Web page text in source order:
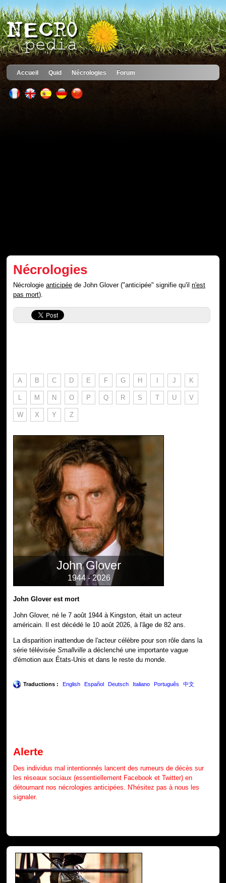
Accueil Quid Nécrologies Forum
Nécrologies
Nécrologieanticipée de John Glover ("anticipée" signifie qu'iln'est
pas mort).
A B C D E F G H I J K
L M N O P Q R S T U V
W X Y Z
John Glover
1944 - 2026
John Glover est mort
John Glover, né le 7 août 1944 à Kingston, était un acteur
américain. Il est décédé le 10 août 2026, à l'âge de 82 ans.
La disparition inattendue de l'acteur célèbre pour son rôle dans la
série téléviséeSmallville a déclenché une importante vague
d'émotion aux États-Unis et dans le reste du monde.
Traductions : English Español Deutsch Italiano Português 中文
Alerte
Des individus mal intentionnés lancent des rumeurs de décès sur
les réseaux sociaux (essentiellement Facebook et Twitter) en
détournant nos nécrologies anticipées. N'hésitez pas à nous les
signaler.